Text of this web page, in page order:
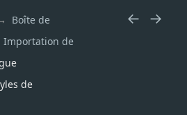
Boîte de
Importation de
de